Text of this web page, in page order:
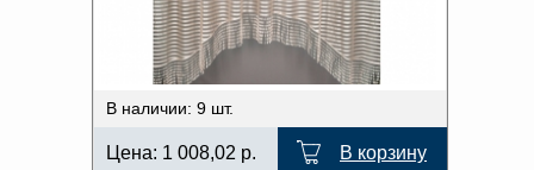
В наличии: 9 шт.
Цена: 1 008,02 р. В корзину